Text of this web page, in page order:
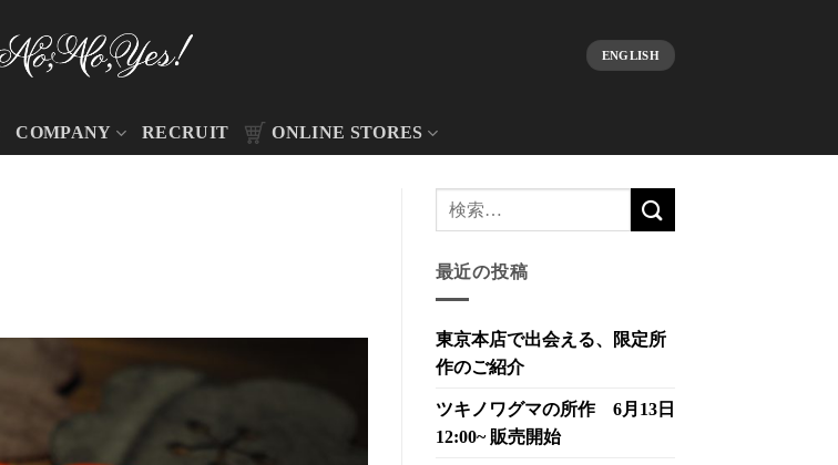
ENGLISH
COMPANY RECRUIT ONLINE STORES
最近の投稿
東京本店で出会える、限定所
作のご紹介
ツキノワグマの所作 6月13日
12:00~ 販売開始